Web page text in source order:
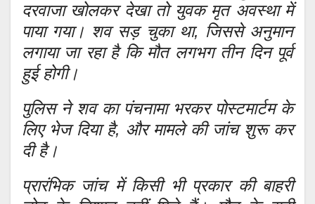
दरवाजा खोलकर देखा तो युवक मृत अवस्था में
पाया गया। शव सड़ चुका था, जिससे अनुमान
लगाया जा रहा है कि मौत लगभग तीन दिन पूर्व
हुई होगी।
पुलिस ने शव का पंचनामा भरकर पोस्टमार्टम के
लिए भेज दिया है, और मामले की जांच शुरू कर
दी है।
प्रारंभिक जांच में किसी भी प्रकार की बाहरी